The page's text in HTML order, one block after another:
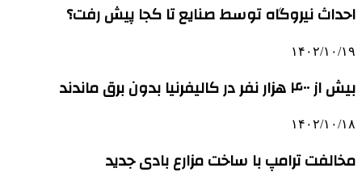
احداث نیروگاه توسط صنایع تا کجا پیش رفت؟
۱۴۰۲/۱۰/۱۹
بیش از ۴۰۰ هزار نفر در کالیفرنیا بدون برق ماندند
۱۴۰۲/۱۰/۱۸
مخالفت ترامپ با ساخت مزارع بادی جدید